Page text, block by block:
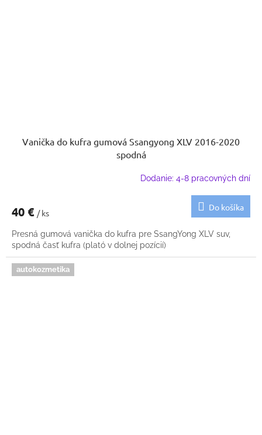
Vanička do kufra gumová Ssangyong XLV 2016-2020
spodná
Dodanie: 4-8 pracovných dní
40 € / ks
Do košíka
Presná gumová vanička do kufra pre SsangYong XLV suv,
spodná časť kufra (plató v dolnej pozícií)
autokozmetika